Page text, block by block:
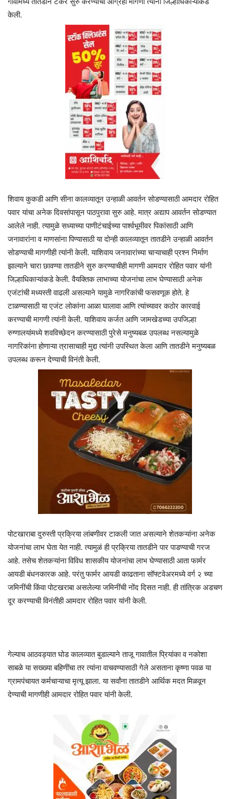
केली.
शिवाय कुकडी आणि सीना कालव्यातून उन्हाळी आवर्तन सोडण्यासाठी आमदार रोहित
पवार यांचा अनेक दिवसांपासून पाठपुरावा सुरु आहे. मात्र अद्याप आवर्तन सोडण्यात
आलेले नाही. त्यामुळे सध्याच्या पाणीटंचाईच्या पार्श्वभूमीवर पिकांसाठी आणि
जनावारांना व माणसांना पिण्यासाठी या दोन्ही कालव्यातून तातडीने उन्हाळी आवर्तन
सोडण्याची मागणीही त्यांनी केली. याशिवाय जनावारांच्या चाऱ्याचाही प्रश्न निर्माण
झाल्याने चारा छावण्या तातडीने सुरु करण्याचीही मागणी आमदार रोहित पवार यांनी
जिल्हाधिकाऱ्यांकडे केली. वैयक्तिक लाभाच्या योजनांचा लाभ घेण्यासाठी अनेक
एजंटांची मध्यस्ती वाढली असल्याने यामुळे नागरिकांची फसवणूक होते. हे
टाळण्यासाठी या एजंट लोकांना आळा घालावा आणि त्यांच्यावर कठोर कारवाई
करण्याची मागणी त्यांनी केली. याशिवाय कर्जत आणि जामखेडच्या उपजिल्हा
रुग्णालयांमध्ये शवविच्छेदन करण्यासाठी पुरेसे मनुष्यबळ उपलब्ध नसल्यामुळे
नागरिकांना होणाऱ्या त्रासाचाही मुद्दा त्यांनी उपस्थित केला आणि तातडीने मनुष्यबळ
उपलब्ध करून देण्याची विनंती केली.
पोटखाराबा दुरुस्ती प्रक्रिया लांबणीवर टाकली जात असल्याने शेतकऱ्यांना अनेक
योजनांचा लाभ घेता येत नाही. त्यामुळं ही प्रक्रिया तातडीने पार पाडण्याची गरज
आहे. तसेच शेतकऱ्यांना विविध शासकीय योजनांचा लाभ घेण्यासाठी आता फार्मर
आयडी बंधनकारक आहे. परंतु फार्मर आयडी काढताना सॉफ्टवेअरमध्ये वर्ग २ च्या
जमिनींची किंवा पोटखराबा असलेल्या जमिनींची नोंद दिसत नाही. ही तांत्रिक अडचण
दूर करण्याची विनंतीही आमदार रोहित पवार यांनी केली.
गेल्याच आठवड्यात घोड कालव्यात बुडाल्याने ताजू गावातील प्रियांका व नकोशा
साबळे या सख्ख्या बहिणींचा तर त्यांना वाचवण्यासाठी गेले असताना कृष्णा पवळ या
ग्रामपंचायत कर्मचाऱ्याचा मृत्यू झाला. या सर्वांना तातडीने आर्थिक मदत मिळवून
देण्याची मागणीही आमदार रोहित पवार यांनी केली.